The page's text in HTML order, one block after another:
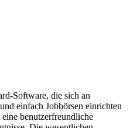
Software, die sich an
einfach Jobbörsen einrichten
benutzerfreundliche